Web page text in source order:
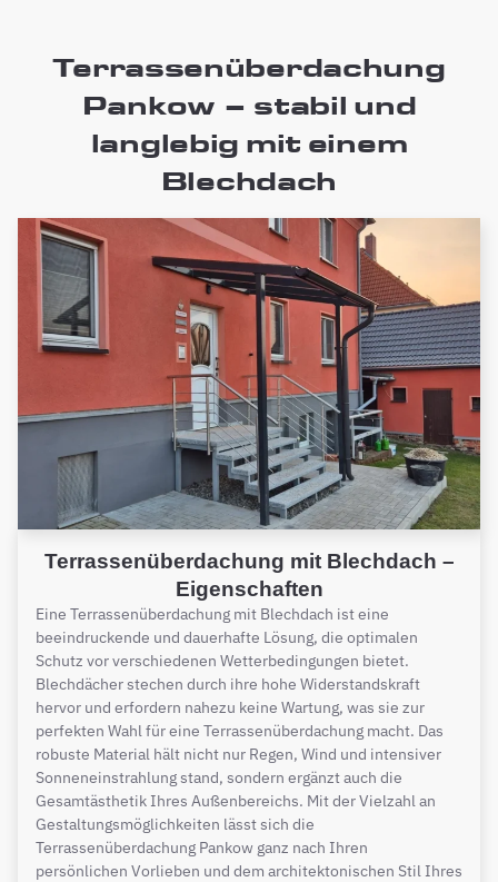
Terrassenüberdachung
Pankow – stabil und
langlebig mit einem
Blechdach
Terrassenüberdachung mit Blechdach –
Eigenschaften
Eine Terrassenüberdachung mit Blechdach ist eine
beeindruckende und dauerhafte Lösung, die optimalen
Schutz vor verschiedenen Wetterbedingungen bietet.
Blechdächer stechen durch ihre hohe Widerstandskraft
hervor und erfordern nahezu keine Wartung, was sie zur
perfekten Wahl für eine Terrassenüberdachung macht. Das
robuste Material hält nicht nur Regen, Wind und intensiver
Sonneneinstrahlung stand, sondern ergänzt auch die
Gesamtästhetik Ihres Außenbereichs. Mit der Vielzahl an
Gestaltungsmöglichkeiten lässt sich die
Terrassenüberdachung Pankow ganz nach Ihren
persönlichen Vorlieben und dem architektonischen Stil Ihres